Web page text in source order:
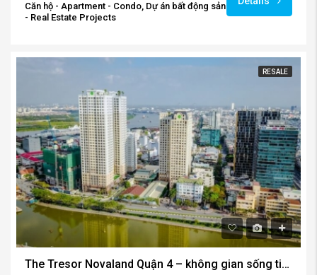
Căn hộ - Apartment - Condo, Dự án bất động sản
- Real Estate Projects
RESALE
The Tresor Novaland Quận 4 – không gian sống tiện nghi và hoàn hảo.